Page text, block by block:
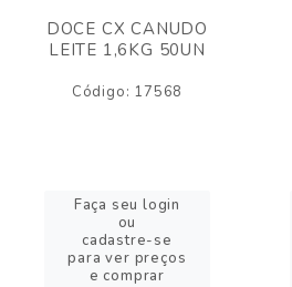
DOCE CX CANUDO
LEITE 1,6KG 50UN
Código: 17568
Faça seu login
ou
cadastre-se
para ver preços
e comprar